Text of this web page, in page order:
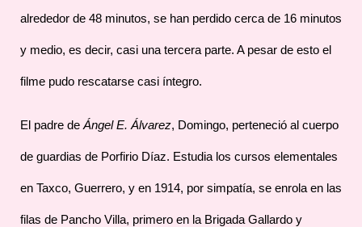
alrededor de 48 minutos, se han perdido cerca de 16 minutos
y medio, es decir, casi una tercera parte. A pesar de esto el
filme pudo rescatarse casi íntegro.
El padre de Ángel E. Álvarez, Domingo, perteneció al cuerpo
de guardias de Porfirio Díaz. Estudia los cursos elementales
en Taxco, Guerrero, y en 1914, por simpatía, se enrola en las
filas de Pancho Villa, primero en la Brigada Gallardo y